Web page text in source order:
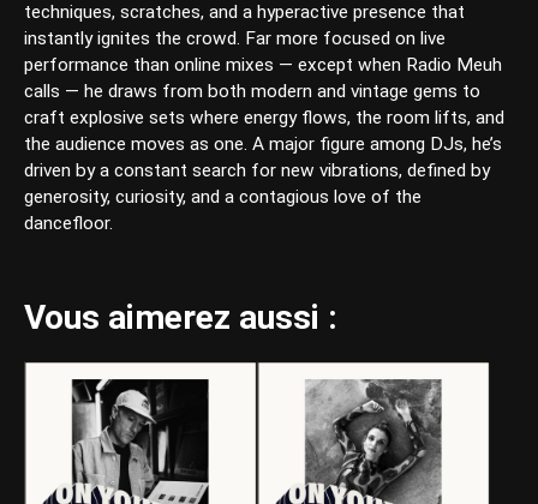
techniques, scratches, and a hyperactive presence that
instantly ignites the crowd. Far more focused on live
performance than online mixes — except when Radio Meuh
calls — he draws from both modern and vintage gems to
craft explosive sets where energy flows, the room lifts, and
the audience moves as one. A major figure among DJs, he’s
driven by a constant search for new vibrations, defined by
generosity, curiosity, and a contagious love of the
dancefloor.
Vous aimerez aussi :